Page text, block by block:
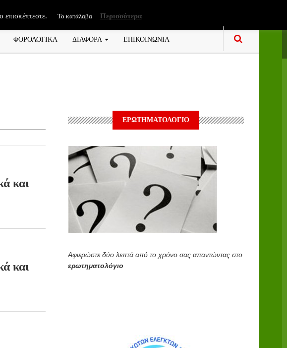
ΦΟΡΟΛΟΓΙΚΑ ΔΙΑΦΟΡΑ ΕΠΙΚΟΙΝΩΝΙΑ
και
και
ΕΡΩΤΗΜΑΤΟΛΟΓΙΟ
Αφιερώστε δύο λεπτά από το χρόνο σας απαντώντας στο
ερωτηματολόγιο
επισκέπτεστε. Το κατάλαβα Περισσότερα